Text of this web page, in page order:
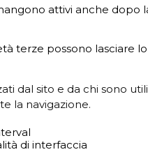
attivi anche dopo
terze possono lasciare
dal sito e da chi sono
la navigazione.
di interfaccia